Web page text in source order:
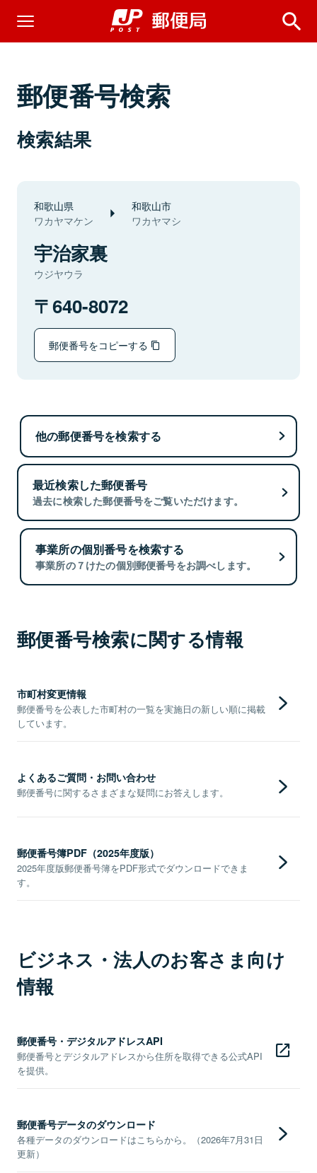
郵便番号検索
検索結果
和歌山県
ワカヤマケン
和歌山市
ワカヤマシ
宇治家裏
ウジヤウラ
640-8072
郵便番号をコピーする
他の郵便番号を検索する
最近検索した郵便番号
過去に検索した郵便番号をご覧いただけます。
事業所の個別番号を検索する
事業所の７けたの個別郵便番号をお調べします。
郵便番号検索に関する情報
市町村変更情報
郵便番号を公表した市町村の一覧を実施日の新しい順に掲載
しています。
よくあるご質問・お問い合わせ
郵便番号に関するさまざまな疑問にお答えします。
郵便番号簿PDF（2025年度版）
2025年度版郵便番号簿をPDF形式でダウンロードできま
す。
ビジネス・法人のお客さま向け
情報
郵便番号・デジタルアドレスAPI
郵便番号とデジタルアドレスから住所を取得できる公式API
を提供。
郵便番号データのダウンロード
各種データのダウンロードはこちらから。（2026年7月31日
更新）